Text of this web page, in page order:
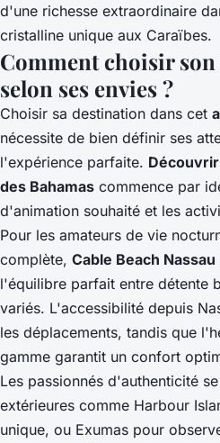
d'une richesse extraordinaire
cristalline unique aux Caraïbes.
Comment choisir son
selon ses envies ?
Choisir sa destination dans cet
nécessite de bien définir ses
l'expérience parfaite.
des Bahamas commence par
d'animation souhaité et les
Pour les amateurs de vie
complète, Cable Beach
l'équilibre parfait entre détente
variés. L'accessibilité depuis
les déplacements, tandis que
gamme garantit un confort
Les passionnés d'authenticité
extérieures comme Harbour
unique, ou Exumas pour